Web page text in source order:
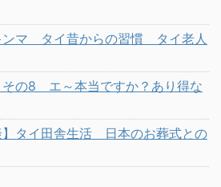
マ タイ昔からの習慣 タイ老人
の8 エ～本当ですか？あり得な
】タイ田舎生活 日本のお葬式との